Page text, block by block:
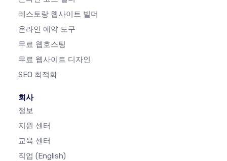
레스토랑 웹사이트 빌더
온라인 예약 도구
무료 웹호스팅
무료 웹사이트 디자인
SEO 최적화
회사
정보
지원 센터
교육 센터
직업 (English)